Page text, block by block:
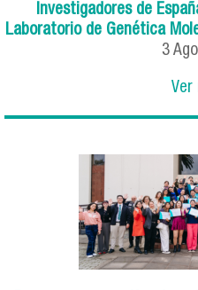
Investigadores de
Laboratorio de Genética
3 Ago
Ver